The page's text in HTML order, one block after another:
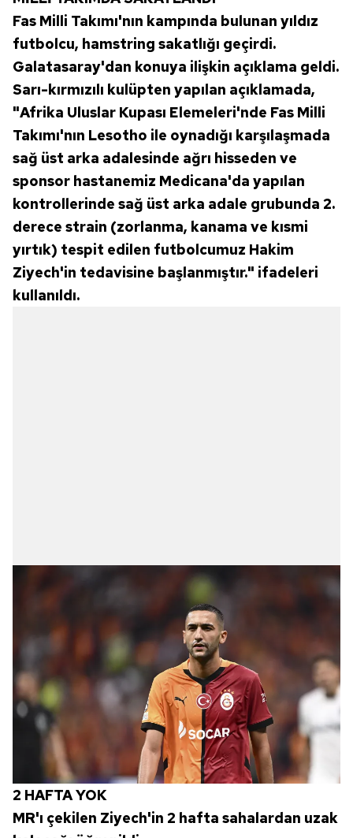
reklam/pazarlama faaliyetlerinin yapılması, amaçlarıyla
sınırlı olarak açık rızanız dahilinde kullanılacaktır.
Çerezlere ilişkin tercihlerinizi aşağıda yer alan panel
vasıtasıyla belirleyebilirsiniz. Çerezlere ilişkin detaylı bilgi
için Ayarlar butonuna tıklayabilir, Çerez Bilgilendirme
Metnimiziziyaret edebilirsiniz.
6698 sayılı Kişisel Verilerin Korunması Kanunu uyarınca
hazırlanmış Aydınlatma Metnimizi okumak ve sitemizde
ilgili mevzuata uygun olarak kullanılan çerezlerle ilgili bilgi
tıklayınız
Fas Milli Takımı'nın kampında bulunan yıldız
futbolcu, hamstring sakatlığı geçirdi.
Galatasaray'dan konuya ilişkin açıklama geldi.
Sarı-kırmızılı kulüpten yapılan açıklamada,
"Afrika Uluslar Kupası Elemeleri'nde Fas Milli
Takımı'nın Lesotho ile oynadığı karşılaşmada
sağ üst arka adalesinde ağrı hisseden ve
sponsor hastanemiz Medicana'da yapılan
kontrollerinde sağ üst arka adale grubunda 2.
derece strain (zorlanma, kanama ve kısmi
yırtık) tespit edilen futbolcumuz Hakim
Ziyech'in tedavisine başlanmıştır." ifadeleri
kullanıldı.
2 HAFTA YOK
MR'ı çekilen Ziyech'in 2 hafta sahalardan uzak